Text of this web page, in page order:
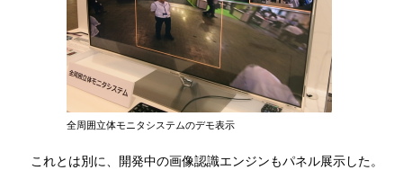
全周囲立体モニタシステムのデモ表示
これとは別に、開発中の画像認識エンジンもパネル展示した。